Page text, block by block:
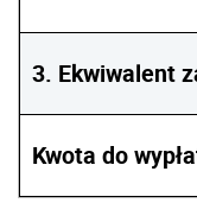
3. Ekwiwalent
Kwota do